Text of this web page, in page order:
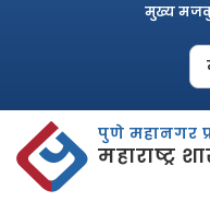
मुख्य
पुणे महानगर
महाराष्ट्र